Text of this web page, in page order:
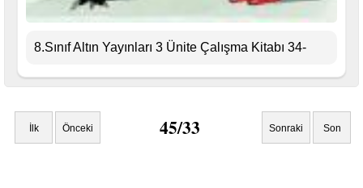
8.Sınıf Altın Yayınları 3 Ünite Çalışma Kitabı 34-
İlk Önceki 45/33 Sonraki Son